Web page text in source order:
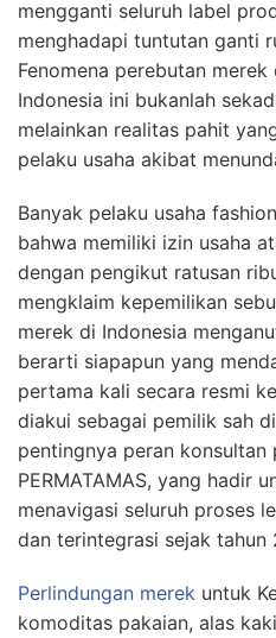
mengganti seluruh label
menghadapi tuntutan ganti
Fenomena perebutan
Indonesia ini bukanlah
melainkan realitas pahit
pelaku usaha akibat
Banyak pelaku usaha
bahwa memiliki izin usaha
dengan pengikut ratusan
mengklaim kepemilikan
merek di Indonesia
berarti siapapun yang
pertama kali secara resmi
diakui sebagai pemilik sah
pentingnya peran
PERMATAMAS, yang hadir
menavigasi seluruh proses
dan terintegrasi sejak tahun
Perlindungan merek untuk
komoditas pakaian, alas